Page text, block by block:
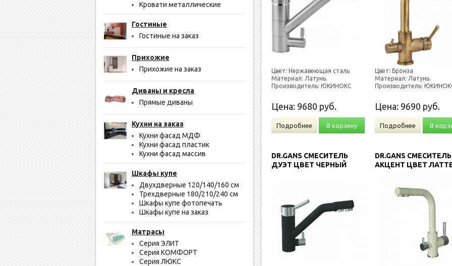
Кровати металлические
Гостиные
Гостиные на заказ
Прихожие
Прихожие на заказ
Диваны и кресла
Прямые диваны
Кухни на заказ
Кухни фасад МДФ
Кухни фасад пластик
Кухни фасад массив
Шкафы купе
Двухдверные 120/140/160 см
Трехдверные 180/210/240 см
Шкафы купе фотопечать
Шкафы купе на заказ
Матрасы
Серия ЭЛИТ
Серия КОМФОРТ
Серия ЛЮКС
Цвет: Нержавеющая сталь
Материал: Латунь.
Производитель: ЮКИНОКС
Цена: 9680 руб.
Подробнее В корзину
Цвет: Бронза
Материал: Латунь.
Производитель:
Цена: 9690 руб.
Подробнее В
DR.GANS СМЕСИТЕЛЬ
ДУЭТ ЦВЕТ ЧЕРНЫЙ
DR.GANS СМЕСИТЕЛЬ
АКЦЕНТ ЦВЕТ